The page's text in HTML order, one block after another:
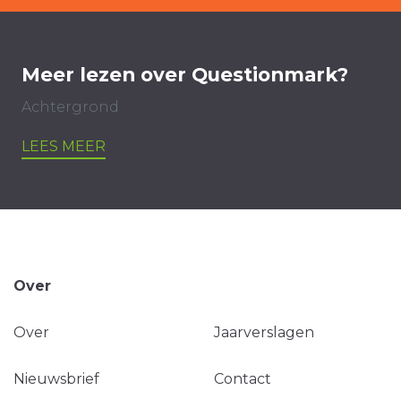
Meer lezen over Questionmark?
Achtergrond
LEES MEER
Over
Over Jaarverslagen
Nieuwsbrief Contact